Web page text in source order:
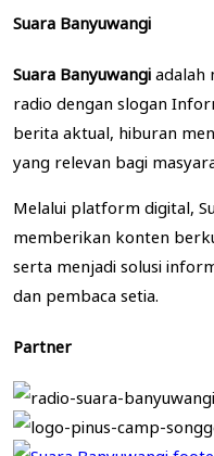
Suara Banyuwangi
Suara Banyuwangiadalah
radio dengan slogan
berita aktual, hiburan
yang relevan bagi
Melalui platform digital,
memberikan konten
serta menjadi solusi
dan pembaca setia.
Partner